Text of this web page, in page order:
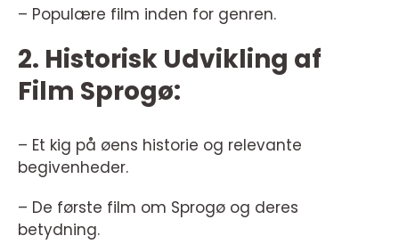
– Populære film inden for genren.
2. Historisk Udvikling af
Film Sprogø:
– Et kig på øens historie og relevante
begivenheder.
– De første film om Sprogø og deres
betydning.